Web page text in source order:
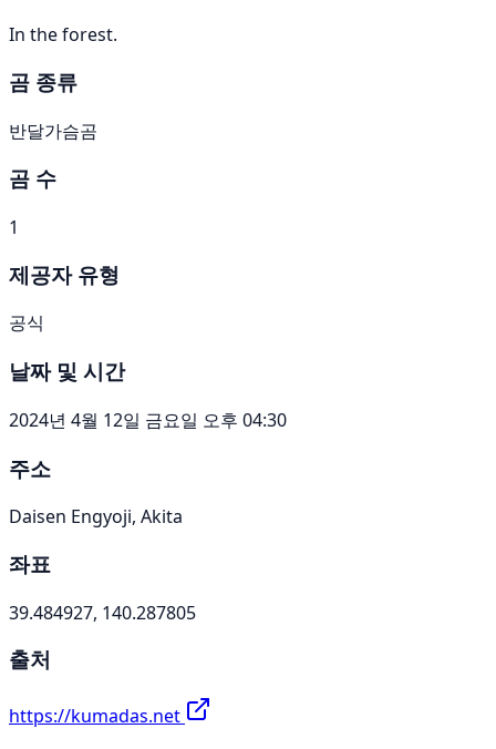
In the forest.
곰 종류
반달가슴곰
곰 수
1
제공자 유형
공식
날짜 및 시간
2024년 4월 12일 금요일 오후 04:30
주소
Daisen Engyoji, Akita
좌표
39.484927, 140.287805
출처
https://kumadas.net